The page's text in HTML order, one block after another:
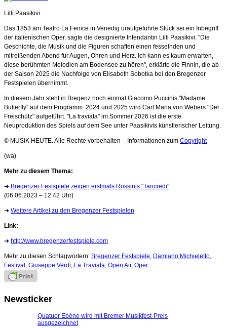
Lilli Paasikivi
Das 1853 am Teatro La Fenice in Venedig uraufgeführte Stück sei ein Inbegriff
der italienischen Oper, sagte die designierte Intendantin Lilli Paasikivi. "Die
Geschichte, die Musik und die Figuren schaffen einen fesselnden und
mitreißenden Abend für Augen, Ohren und Herz. Ich kann es kaum erwarten,
diese berühmten Melodien am Bodensee zu hören", erklärte die Finnin, die ab
der Saison 2025 die Nachfolge von Elisabeth Sobotka bei den Bregenzer
Festspielen übernimmt.
In diesem Jahr steht in Bregenz noch einmal Giacomo Puccinis "Madame
Butterfly" auf dem Programm. 2024 und 2025 wird Carl Maria von Webers "Der
Freischütz" aufgeführt. "La traviata" im Sommer 2026 ist die erste
Neuproduktion des Spiels auf dem See unter Paasikivis künstlerischer Leitung.
© MUSIK HEUTE. Alle Rechte vorbehalten – Informationen zum Copyright
(wa)
Mehr zu diesem Thema:
➜ Bregenzer Festspiele zeigen erstmals Rossinis "Tancredi"
(06.06.2023 – 12:42 Uhr)
➜ Weitere Artikel zu den Bregenzer Festspielen
Link:
➜ http://www.bregenzerfestspiele.com
Mehr zu diesen Schlagwörtern: Bregenzer Festspiele, Damiano Michieletto,
Festival , Giuseppe Verdi, La Traviata, Open Air, Oper
Newsticker
Quatuor Ebène wird mit Bremer Musikfest-Preis
ausgezeichnet